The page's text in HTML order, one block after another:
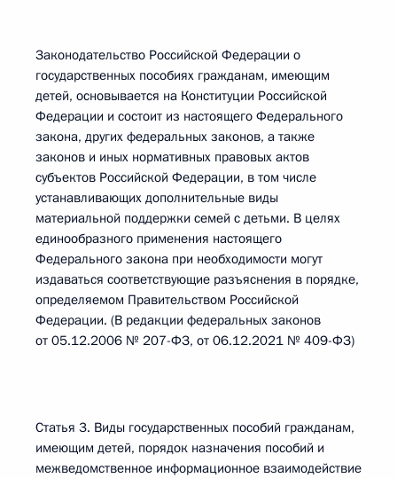
Законодательство Российской Федерации о
государственных пособиях гражданам, имеющим
детей, основывается на Конституции Российской
Федерации и состоит из настоящего Федерального
закона, других федеральных законов, а также
законов и иных нормативных правовых актов
субъектов Российской Федерации, в том числе
устанавливающих дополнительные виды
материальной поддержки семей с детьми. В целях
единообразного применения настоящего
Федерального закона при необходимости могут
издаваться соответствующие разъяснения в порядке,
определяемом Правительством Российской
Федерации. (В редакции федеральных законов
от 05.12.2006 № 207-ФЗ, от 06.12.2021 № 409-ФЗ)
Статья 3. Виды государственных пособий гражданам,
имеющим детей, порядок назначения пособий и
межведомственное информационное взаимодействие